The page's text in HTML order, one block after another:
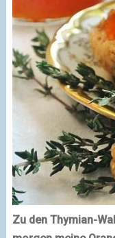
Zu den Thymian-